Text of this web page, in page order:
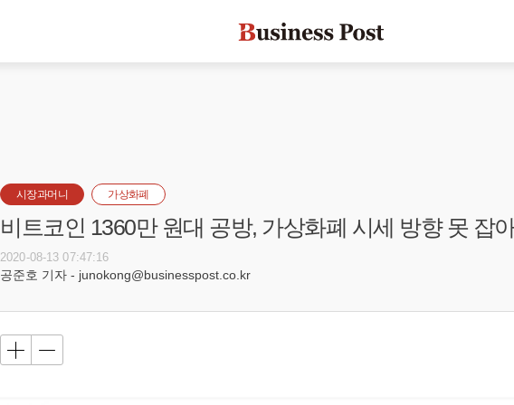
시장과머니 가상화폐
비트코인 1360만 원대 공방, 가상화폐 시세 방향 못 잡
2020-08-13 07:47:16
공준호 기자 - junokong@businesspost.co.kr